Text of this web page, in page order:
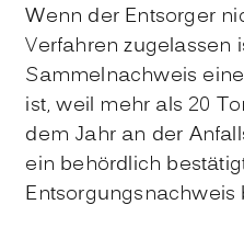
Wenn der Entsorger
Verfahren zugelassen
Sammelnachweis
ist, weil mehr als 20
dem Jahr an der
ein behördlich
Entsorgungsnachweis